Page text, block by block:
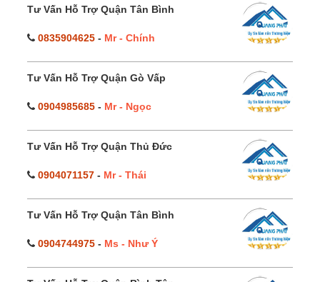
Tư Vấn Hỗ Trợ Quận Tân Bình
0835904625 - Mr - Chính
Tư Vấn Hỗ Trợ Quận Gò Vấp
0904985685 - Mr - Ngọc
Tư Vấn Hỗ Trợ Quận Thủ Đức
0904071157 - Mr - Thái
Tư Vấn Hỗ Trợ Quận Tân Bình
0904744975 - Ms - Như Ý